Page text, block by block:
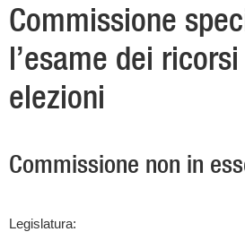
Commissione
l’esame dei
elezioni
Commissione non in
Legislatura: